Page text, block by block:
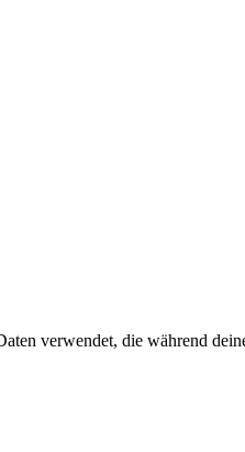
verwendet, die während